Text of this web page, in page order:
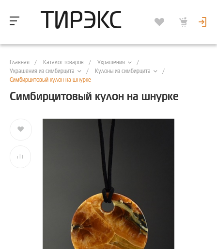
ТИРЭКС
Главная / Каталог товаров / Украшения
/
Украшения из симбирцита
/ Кулоны из симбирцита
/
Симбирцитовый кулон на шнурке
Симбирцитовый кулон на шнурке